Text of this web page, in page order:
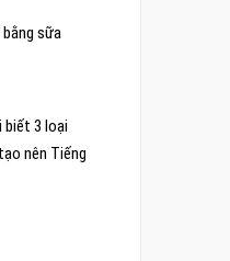
sữa
biết 3 loại
nên Tiếng